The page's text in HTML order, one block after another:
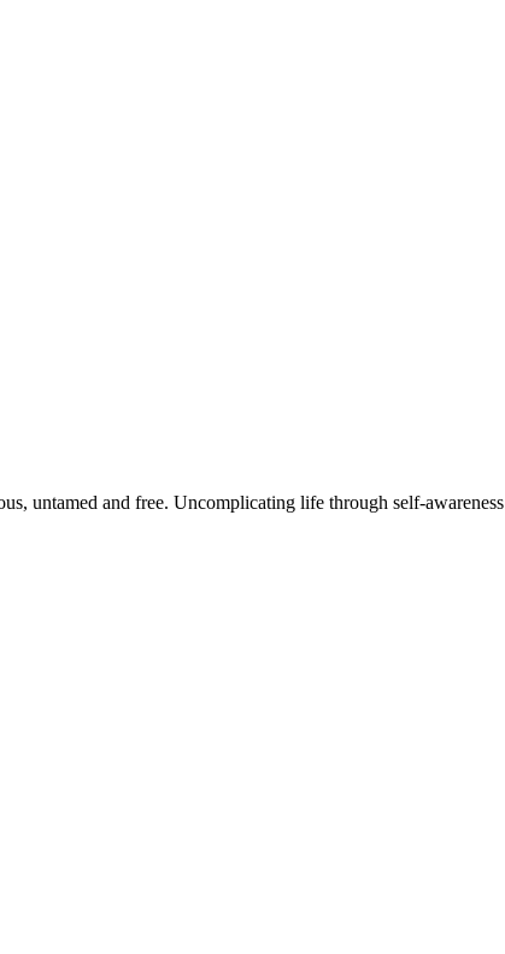
untamed and free. Uncomplicating life through self-awareness